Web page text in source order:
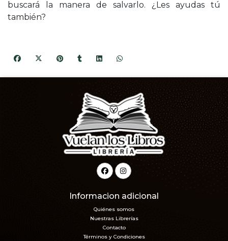
buscará la manera de salvarlo. ¿Les ayudas tú
también?
Informacion adicional
Quiénes somos
Nuestras Librerías
Contacto
Términos y Condiciones